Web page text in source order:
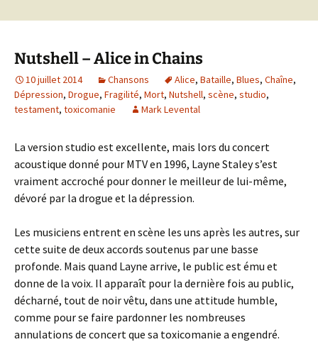
Nutshell – Alice in Chains
10 juillet 2014 Chansons Alice, Bataille, Blues, Chaîne,
Dépression, Drogue, Fragilité, Mort, Nutshell, scène, studio,
testament, toxicomanie Mark Levental
La version studio est excellente, mais lors du concert
acoustique donné pour MTV en 1996, Layne Staley s’est
vraiment accroché pour donner le meilleur de lui-même,
dévoré par la drogue et la dépression.
Les musiciens entrent en scène les uns après les autres, sur
cette suite de deux accords soutenus par une basse
profonde. Mais quand Layne arrive, le public est ému et
donne de la voix. Il apparaît pour la dernière fois au public,
décharné, tout de noir vêtu, dans une attitude humble,
comme pour se faire pardonner les nombreuses
annulations de concert que sa toxicomanie a engendré.